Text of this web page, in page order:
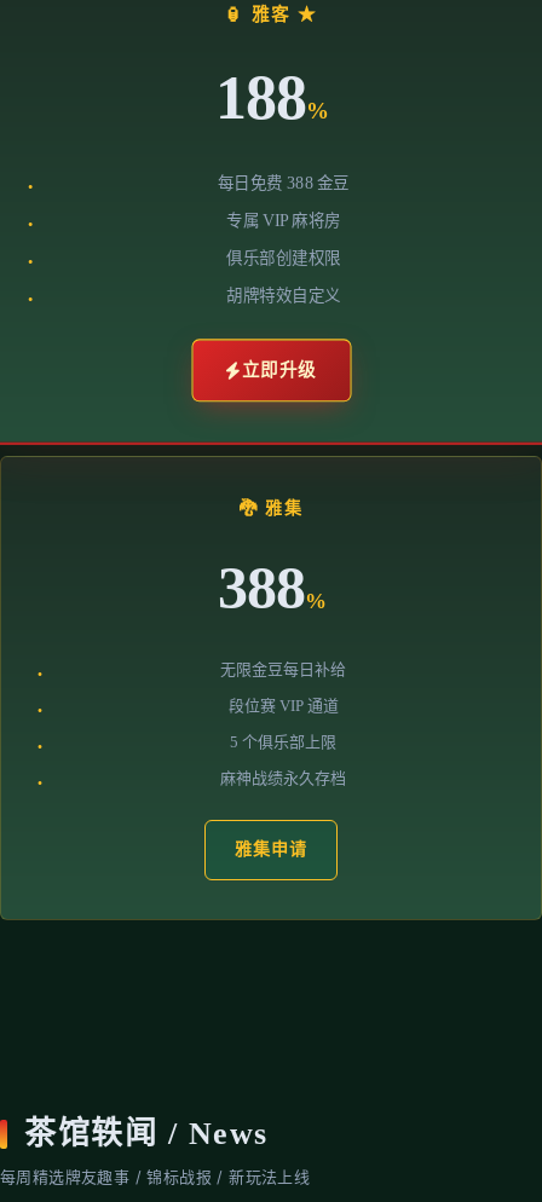
🏮 雅客 ★
188%
每日免费 388 金豆
专属 VIP 麻将房
俱乐部创建权限
胡牌特效自定义
立即升级
🐉 雅集
388%
无限金豆每日补给
段位赛 VIP 通道
5 个俱乐部上限
麻神战绩永久存档
雅集申请
茶馆轶闻 / News
每周精选牌友趣事 / 锦标战报 / 新玩法上线